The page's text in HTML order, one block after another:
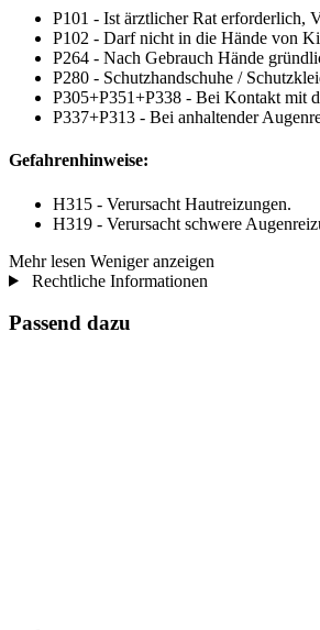
P101 - Ist ärztlicher Rat erforderlich,
P102 - Darf nicht in die Hände von
P264 - Nach Gebrauch Hände
P280 - Schutzhandschuhe /
P305+P351+P338 - Bei Kontakt mit
P337+P313 - Bei anhaltender
Gefahrenhinweise:
H315 - Verursacht Hautreizungen.
H319 - Verursacht schwere
Mehr lesen Weniger anzeigen
Rechtliche Informationen
Passend dazu